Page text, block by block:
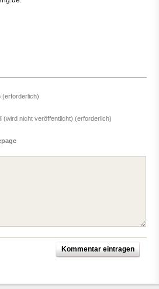
(erforderlich)
(wird nicht veröffentlicht) (erforderlich)